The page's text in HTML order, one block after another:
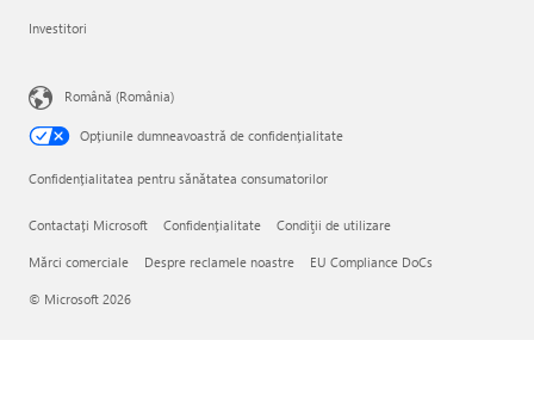
Investitori
Română (România)
Opțiunile dumneavoastră de confidențialitate
Confidențialitatea pentru sănătatea consumatorilor
Contactați Microsoft Confidențialitate Condiţii de utilizare
Mărci comerciale Despre reclamele noastre EU Compliance DoCs
© Microsoft 2026